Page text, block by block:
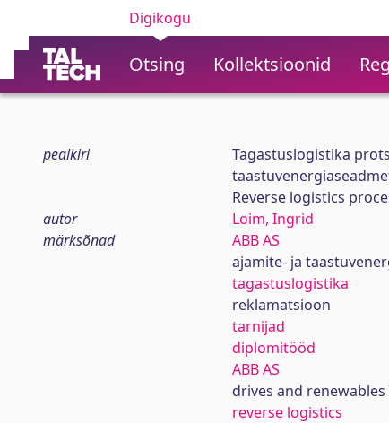
Digikogu
Otsing Kollektsioonid
pealkiri
Tagastuslogistika
Reverse logistics
autor
Loim, Ingrid
märksõnad
ABB AS
ajamite- ja
tagastuslogistika
reklamatsioon
tarnijad
diplomitööd
ABB AS
drives and
reverse logistics